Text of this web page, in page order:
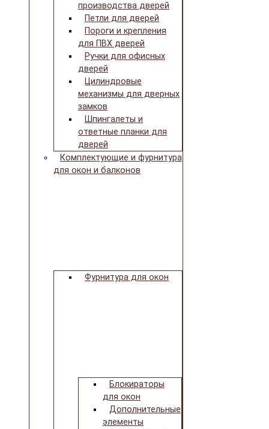
производства дверей
Петли для дверей
Пороги и крепления
для ПВХ дверей
Ручки для офисных
дверей
Цилиндровые
механизмы для дверных
замков
Шпингалеты и
ответные планки для
дверей
Комплектующие и фурнитура
для окон и балконов
Фурнитура для окон
Блокираторы
для окон
Дополнительные
элементы